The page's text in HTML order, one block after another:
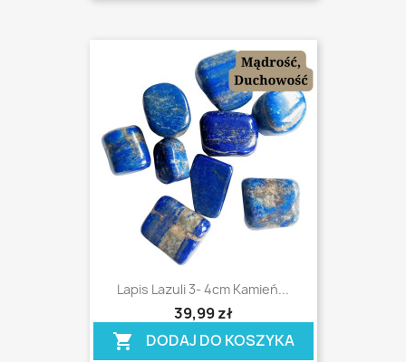
Lapis Lazuli 3- 4cm Kamień...
39,99 zł
shopping_cart DODAJ DO KOSZYKA